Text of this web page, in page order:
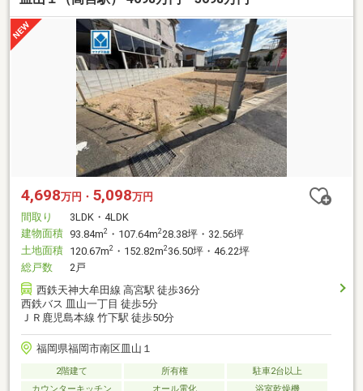
4,698万円・ 5,098万円
間取り
3LDK・4LDK
建物面積 93.84m2 ・107.64m228.38坪・32.56坪
土地面積 120.67m2 ・152.82m236.50坪・46.22坪
総戸数
2戸
西鉄天神大牟田線 高宮駅 徒歩36分
西鉄バス 皿山一丁目 徒歩5分
ＪＲ鹿児島本線 竹下駅 徒歩50分
福岡県福岡市南区皿山１
2階建て 所有権
駐車2台以上